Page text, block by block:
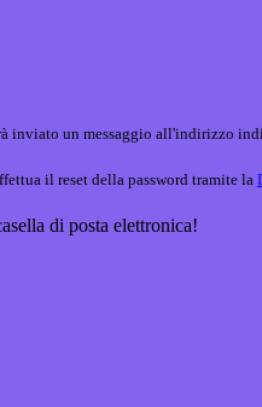
inviato un messaggio all'indirizzo
il reset della password tramite la
di posta elettronica!